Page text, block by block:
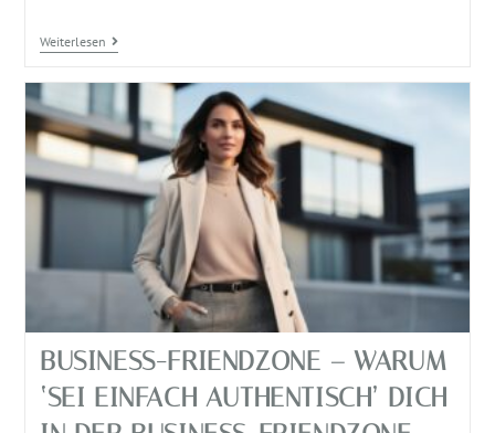
Weiterlesen
BUSINESS-FRIENDZONE – WARUM
‘SEI EINFACH AUTHENTISCH’ DICH